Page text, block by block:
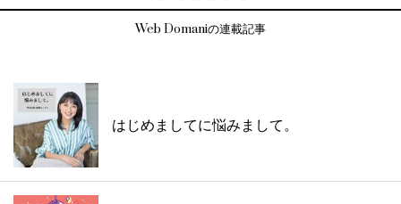
Web Domaniの連載記事
はじめましてに悩みまして。